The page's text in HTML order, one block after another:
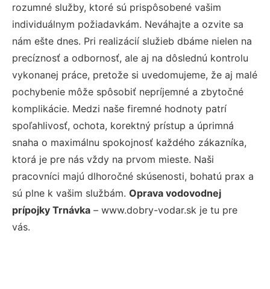
rozumné služby, ktoré sú prispôsobené vašim
individuálnym požiadavkám. Neváhajte a ozvite sa
nám ešte dnes. Pri realizácií služieb dbáme nielen na
precíznosť a odbornosť, ale aj na dôslednú kontrolu
vykonanej práce, pretože si uvedomujeme, že aj malé
pochybenie môže spôsobiť nepríjemné a zbytočné
komplikácie. Medzi naše firemné hodnoty patrí
spoľahlivosť, ochota, korektný prístup a úprimná
snaha o maximálnu spokojnosť každého zákazníka,
ktorá je pre nás vždy na prvom mieste. Naši
pracovníci majú dlhoročné skúsenosti, bohatú prax a
sú plne k vašim službám. Oprava vodovodnej
prípojky Trnávka – www.dobry-vodar.sk je tu pre
vás.